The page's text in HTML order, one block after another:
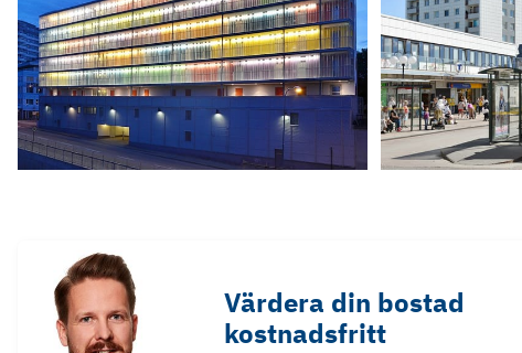
Värdera din bostad
kostnadsfritt